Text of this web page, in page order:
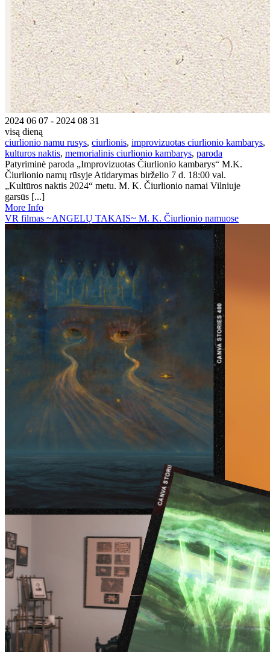
2024 06 07 - 2024 08 31
visą dieną
ciurlionio namu rusys, ciurlionis, improvizuotas ciurlionio kambarys,
kulturos naktis, memorialinis ciurlionio kambarys, paroda
Patyriminė paroda „Improvizuotas Čiurlionio kambarys“ M.K.
Čiurlionio namų rūsyje Atidarymas birželio 7 d. 18:00 val.
„Kultūros naktis 2024“ metu. M. K. Čiurlionio namai Vilniuje
garsūs [...]
More Info
VR filmas ~ANGELŲ TAKAIS~ M. K. Čiurlionio namuose